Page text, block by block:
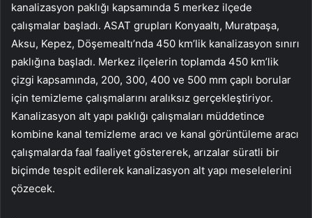
kanalizasyon paklığı kapsamında 5 merkez ilçede
çalışmalar başladı. ASAT grupları Konyaaltı, Muratpaşa,
Aksu, Kepez, Döşemealtı’nda 450 km’lik kanalizasyon sınırı
paklığına başladı. Merkez ilçelerin toplamda 450 km’lik
çizgi kapsamında, 200, 300, 400 ve 500 mm çaplı borular
için temizleme çalışmalarını aralıksız gerçekleştiriyor.
Kanalizasyon alt yapı paklığı çalışmaları müddetince
kombine kanal temizleme aracı ve kanal görüntüleme aracı
çalışmalarda faal faaliyet göstererek, arızalar süratli bir
biçimde tespit edilerek kanalizasyon alt yapı meselelerini
çözecek.